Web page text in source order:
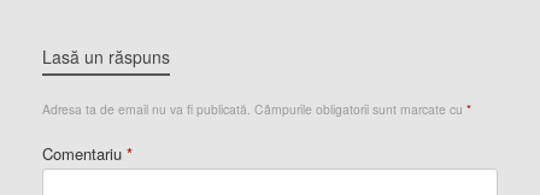
Lasă un răspuns
Adresa ta de email nu va fi publicată. Câmpurile obligatorii sunt marcate cu *
Comentariu *